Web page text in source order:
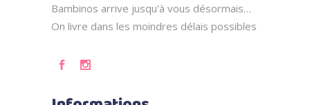
Bambinos arrive jusqu'à vous désormais…
On livre dans les moindres délais possibles